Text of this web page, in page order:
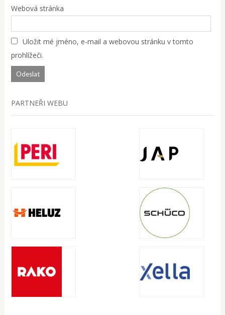
Webová stránka
Uložit mé jméno, e-mail a webovou stránku v tomto
prohlížeči.
PARTNEŘI WEBU